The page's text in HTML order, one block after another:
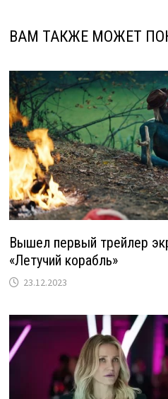
ВАМ ТАКЖЕ МОЖЕТ
Вышел первый трейлер
«Летучий корабль»
23.12.2023